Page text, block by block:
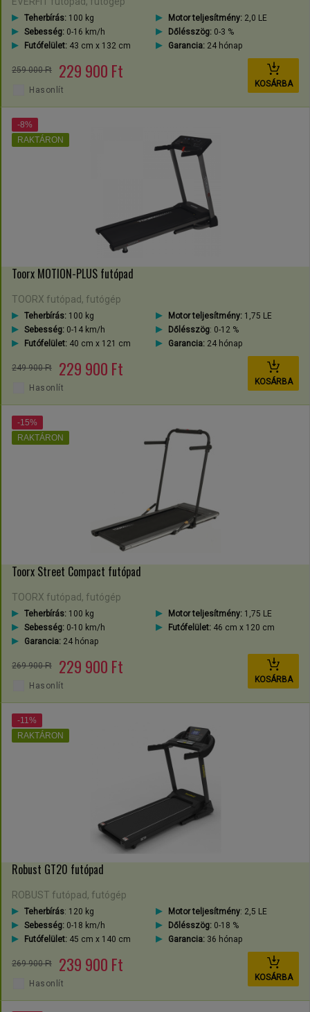
Teherbírás: 100 kg Motor teljesítmény:2,0 LE
Sebesség: 0-16 km/h Dőlésszög:0-3 %
Futófelület: 43 cm x 132 cm Garancia:24 hónap
259 000 Ft 229 900 Ft
KOSÁRBA
Hasonlít
Toorx MOTION-PLUS futópad
TOORX futópad, futógép
Teherbírás: 100 kg Motor teljesítmény:1,75 LE
Sebesség: 0-14 km/h Dőlésszög: 0-12 %
Futófelület: 40 cm x 121 cm Garancia: 24 hónap
249 900 Ft 229 900 Ft
KOSÁRBA
-8%
RAKTÁRON
Hasonlít
Toorx Street Compact futópad
TOORX futópad, futógép
Teherbírás: 100 kg Motor teljesítmény: 1,75 LE
Sebesség: 0-10 km/h Futófelület:46 cm x 120 cm
Garancia: 24 hónap
269 900 Ft 229 900 Ft
KOSÁRBA
-15%
RAKTÁRON
Hasonlít
Robust GT20 futópad
ROBUST futópad, futógép
Teherbírás: 120 kg Motor teljesítmény: 2,5 LE
Sebesség: 0-18 km/h Dőlésszög:0-18 %
Futófelület: 45 cm x 140 cm Garancia:36 hónap
269 900 Ft 239 900 Ft
KOSÁRBA
-11%
RAKTÁRON
Hasonlít